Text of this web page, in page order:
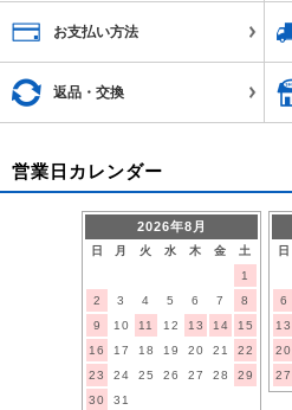
お支払い方法
返品・交換
営業日カレンダー
2026年8月
日 月 火 水 木 金
土
1
2
3 4 5 6 7
8
9
10 11 12 13 14
15
16
17 18 19 20 21
22
23
24 25 26 27 28
29
30
31
日
6
13
20
27